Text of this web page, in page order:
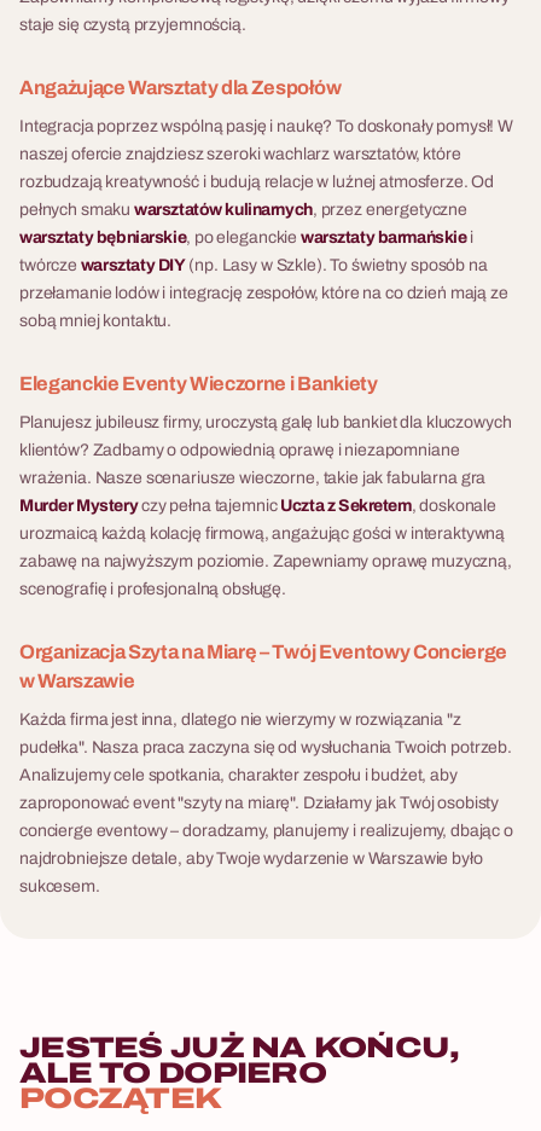
lub przestrzeń biurowa.
wskazanym miejscu.
teatru i gry, inspirowanego
nie jest kolejna impreza
tematyczna. To interaktywna
przygoda, w której wskazówki
przybliżają do wygranej, a
każda decyzja może zmienić
bieg wydarzeń. Zanurzcie się
w świecie pełnym zagadek,
zjawiskowych pokazów
artystycznych i postaci, które
pamięci.
Jamesa Bonda
tematyczna dla firm
agenta 007 — profesjonalne
mobilne kasyno, strefa
technologii z goglami VR i
który przenosi uczestników ze
zwykłej sali bankietowej do
świata luksusu, ryzyka i
tajnych operacji. To format
premium który wyróżnia się
na tle standardowych
wieczorów kasynowych —
Casino Royale łączy grę przy
wyzwaniami agenta, oprawą
fotograficzną i pełną
pierwszej do ostatniej minuty.
Uczestnicy nie tylko grają —
wcielają się w agentów.
Fabryka Atrakcji organizuje
Casino Royale kompleksowo
w całej Polsce — scenografia,
krupierzy, sprzęt VR, fotograf,
Impreza w Klimacie Lat 20
nie kto inny, jak sam Jay
Gatsby! Przenieście się z
nami do wytwornej rezydencji
nowojorskiego milionera,
Gatsby Party to wieczór pełen
blichtru, przepychu i
nieskrępowanej zabawy,
która na jedną noc przywróci
do życia złotą erę jazzu. To
idealna propozycja dla firm
szukających oprawy z
dekadencji.
staje się czystą przyjemnością.
Angażujące Warsztaty dla Zespołów
Integracja poprzez wspólną pasję i naukę? To doskonały pomysł! W
naszej ofercie znajdziesz szeroki wachlarz warsztatów, które
rozbudzają kreatywność i budują relacje w luźnej atmosferze. Od
pełnych smakuwarsztatów kulinarnych, przez energetyczne
warsztaty bębniarskie, po eleganckie warsztaty barmańskiei
twórcze warsztaty DIY(np. Lasy w Szkle). To świetny sposób na
przełamanie lodów i integrację zespołów, które na co dzień mają ze
sobą mniej kontaktu.
Eleganckie Eventy Wieczorne i Bankiety
Planujesz jubileusz firmy, uroczystą galę lub bankiet dla kluczowych
klientów? Zadbamy o odpowiednią oprawę i niezapomniane
wrażenia. Nasze scenariusze wieczorne, takie jak fabularna gra
Murder Mysteryczy pełna tajemnic Uczta z Sekretem, doskonale
urozmaicą każdą kolację firmową, angażując gości w interaktywną
zabawę na najwyższym poziomie. Zapewniamy oprawę muzyczną,
scenografię i profesjonalną obsługę.
Organizacja Szyta na Miarę – Twój Eventowy Concierge
w Warszawie
Każda firma jest inna, dlatego nie wierzymy w rozwiązania "z
pudełka". Nasza praca zaczyna się od wysłuchania Twoich potrzeb.
Analizujemy cele spotkania, charakter zespołu i budżet, aby
zaproponować event "szyty na miarę". Działamy jak Twój osobisty
concierge eventowy – doradzamy, planujemy i realizujemy, dbając o
najdrobniejsze detale, aby Twoje wydarzenie w Warszawie było
sukcesem.
JESTEŚ JUŻ NA KOŃCU,
ALE TO DOPIERO
POCZĄTEK